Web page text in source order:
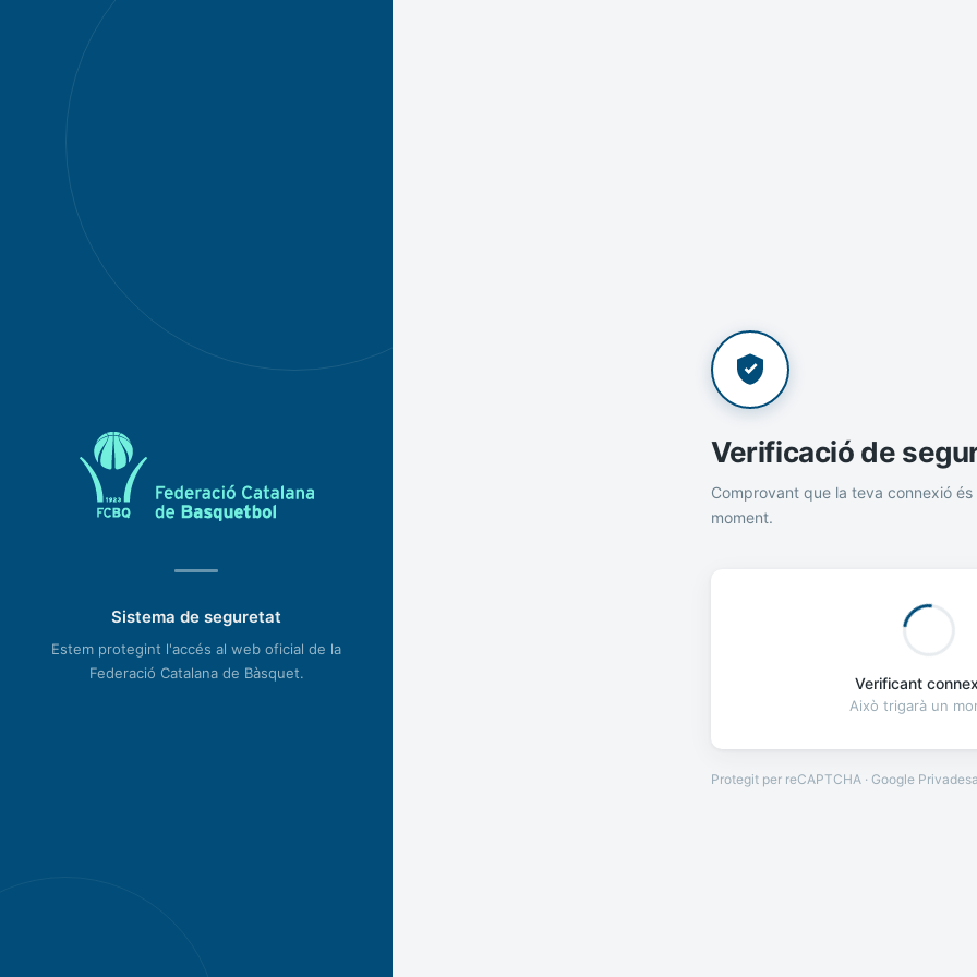
Sistema de seguretat
Estem protegint l'accés al web oficial de la
Federació Catalana de Bàsquet.
Verificació de
Comprovant que la teva connexió és
moment.
Verificant
Això trigarà un
Protegit per reCAPTCHA · Google Privadesa